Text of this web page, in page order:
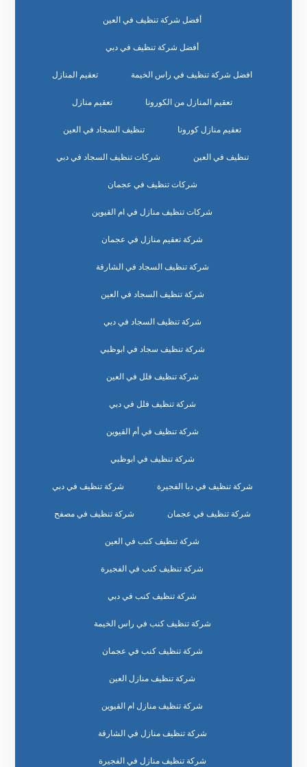
أفضل شركة تنظيف في العين
أفضل شركة تنظيف في دبي
افضل شركة تنظيف في راس الخيمة تعقيم المنازل
تعقيم المنازل من الكورونا تعقيم منازل
تعقيم منازل كورونا تنظيف السجاد في العين
تنظيف في العين شركات تنظيف السجاد في دبي
شركات تنظيف في عجمان
شركات تنظيف منازل في ام القيوين
شركة تعقيم منازل في عجمان
شركة تنظيف السجاد في الشارقة
شركة تنظيف السجاد في العين
شركة تنظيف السجاد في دبي
شركة تنظيف سجاد في ابوظبي
شركة تنظيف فلل في العين
شركة تنظيف فلل في دبي
شركة تنظيف في أم القيوين
شركة تنظيف في ابوظبي
شركة تنظيف في دبا الفجيرة شركة تنظيف في دبي
شركة تنظيف في عجمان شركة تنظيف في مصفح
شركة تنظيف كنب في العين
شركة تنظيف كنب في الفجيرة
شركة تنظيف كنب في دبي
شركة تنظيف كنب في راس الخيمة
شركة تنظيف كنب في عجمان
شركة تنظيف منازل العين
شركة تنظيف منازل ام القيوين
شركة تنظيف منازل في الشارقة
شركة تنظيف منازل في الفجيرة